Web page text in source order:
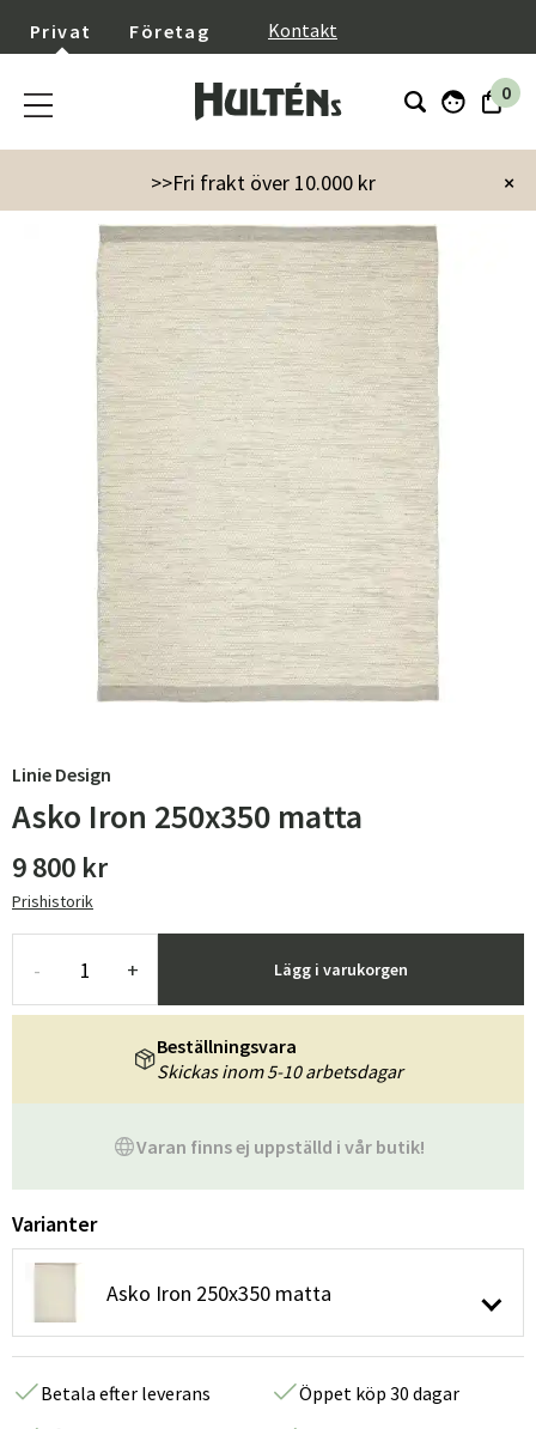
Privat Företag Kontakt
0
×
>>Fri frakt över 10.000 kr
Inredning Mattor Asko Iron 250x350 matta
Linie Design
Asko Iron 250x350 matta
9 800 kr
Prishistorik
- + Lägg i varukorgen
Varan finns ej uppställd i vår butik!
Beställningsvara
Skickas inom 5-10 arbetsdagar
Varianter
Asko Iron 250x350 matta
Betala efter leverans
Öppet köp 30 dagar